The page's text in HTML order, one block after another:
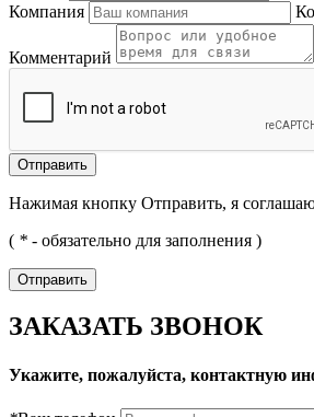
Компания
Комментарий
Нажимая кнопку Отправить, я
( * - обязательно для заполнения )
ЗАКАЗАТЬ ЗВОНОК
Укажите, пожалуйста, контактную